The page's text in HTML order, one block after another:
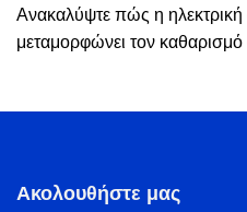
Ανακαλύψτε πώς η
μεταμορφώνει τον
Ακολουθήστε μας